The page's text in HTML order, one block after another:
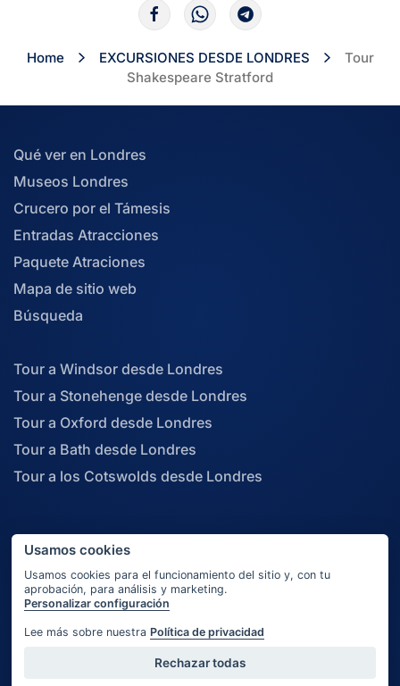
Home EXCURSIONES DESDE LONDRES
Tour
Shakespeare Stratford
Qué ver en Londres
Museos Londres
Crucero por el Támesis
Entradas Atracciones
Paquete Atraciones
Mapa de sitio web
Búsqueda
Tour a Windsor desde Londres
Tour a Stonehenge desde Londres
Tour a Oxford desde Londres
Tour a Bath desde Londres
Tour a los Cotswolds desde Londres
© 2026 About London Limited. All rights reserved.
Usamos cookies
Usamos cookies para el funcionamiento del sitio y, con tu
aprobación, para análisis y marketing.
Personalizar configuración
Lee más sobre nuestra Política de privacidad
Rechazar todas